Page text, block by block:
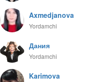
Axmedjanova
Yordamchi
Дания
Yordamchi
Karimova